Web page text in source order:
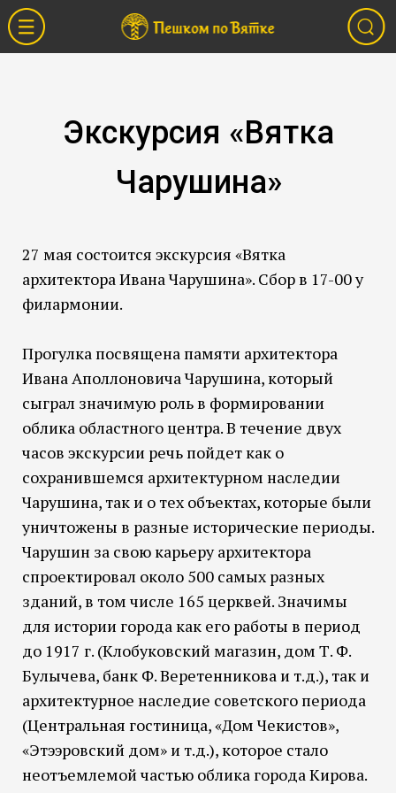
Экскурсия «Вятка
Чарушина»
27 мая состоится экскурсия «Вятка
архитектора Ивана Чарушина». Сбор в 17-00 у
филармонии.
Прогулка посвящена памяти архитектора
Ивана Аполлоновича Чарушина, который
сыграл значимую роль в формировании
облика областного центра. В течение двух
часов экскурсии речь пойдет как о
сохранившемся архитектурном наследии
Чарушина, так и о тех объектах, которые были
уничтожены в разные исторические периоды.
Чарушин за свою карьеру архитектора
спроектировал около 500 самых разных
зданий, в том числе 165 церквей. Значимы
для истории города как его работы в период
до 1917 г. (Клобуковский магазин, дом Т. Ф.
Булычева, банк Ф. Веретенникова и т.д.), так и
архитектурное наследие советского периода
(Центральная гостиница, «Дом Чекистов»,
«Этээровский дом» и т.д.), которое стало
неотъемлемой частью облика города Кирова.